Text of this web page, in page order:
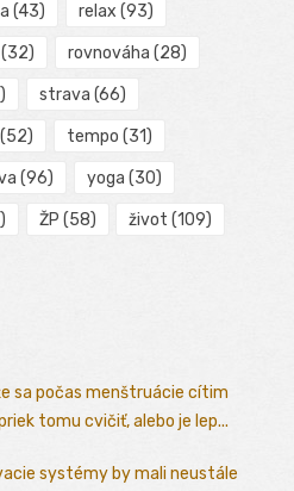
(43) relax (93)
(32) rovnováha (28)
strava (66)
(52) tempo (31)
(96) yoga (30)
ŽP (58) život (109)
sa počas menštruácie cítim
tomu cvičiť, alebo je lep...
systémy by mali neustále